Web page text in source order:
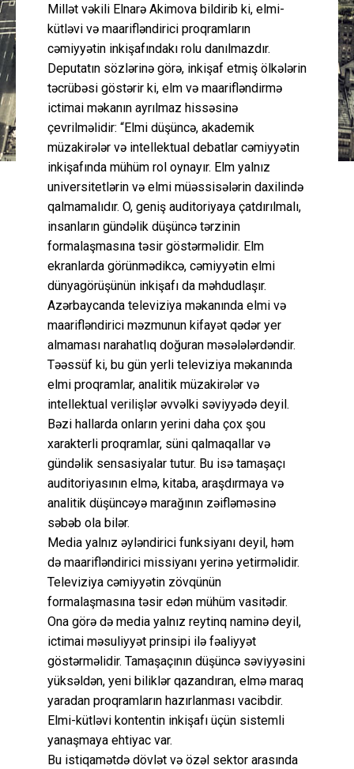
Millət vəkili Elnarə Akimova bildirib ki, elmi-
kütləvi və maarifləndirici proqramların
cəmiyyətin inkişafındakı rolu danılmazdır.
Deputatın sözlərinə görə, inkişaf etmiş ölkələrin
təcrübəsi göstərir ki, elm və maarifləndirmə
ictimai məkanın ayrılmaz hissəsinə
çevrilməlidir: “Elmi düşüncə, akademik
müzakirələr və intellektual debatlar cəmiyyətin
inkişafında mühüm rol oynayır. Elm yalnız
universitetlərin və elmi müəssisələrin daxilində
qalmamalıdır. O, geniş auditoriyaya çatdırılmalı,
insanların gündəlik düşüncə tərzinin
formalaşmasına təsir göstərməlidir. Elm
ekranlarda görünmədikcə, cəmiyyətin elmi
dünyagörüşünün inkişafı da məhdudlaşır.
Azərbaycanda televiziya məkanında elmi və
maarifləndirici məzmunun kifayət qədər yer
almaması narahatlıq doğuran məsələlərdəndir.
Təəssüf ki, bu gün yerli televiziya məkanında
elmi proqramlar, analitik müzakirələr və
intellektual verilişlər əvvəlki səviyyədə deyil.
Bəzi hallarda onların yerini daha çox şou
xarakterli proqramlar, süni qalmaqallar və
gündəlik sensasiyalar tutur. Bu isə tamaşaçı
auditoriyasının elmə, kitaba, araşdırmaya və
analitik düşüncəyə marağının zəifləməsinə
səbəb ola bilər.
Media yalnız əyləndirici funksiyanı deyil, həm
də maarifləndirici missiyanı yerinə yetirməlidir.
Televiziya cəmiyyətin zövqünün
formalaşmasına təsir edən mühüm vasitədir.
Ona görə də media yalnız reytinq naminə deyil,
ictimai məsuliyyət prinsipi ilə fəaliyyət
göstərməlidir. Tamaşaçının düşüncə səviyyəsini
yüksəldən, yeni biliklər qazandıran, elmə maraq
yaradan proqramların hazırlanması vacibdir.
Elmi-kütləvi kontentin inkişafı üçün sistemli
yanaşmaya ehtiyac var.
Bu istiqamətdə dövlət və özəl sektor arasında